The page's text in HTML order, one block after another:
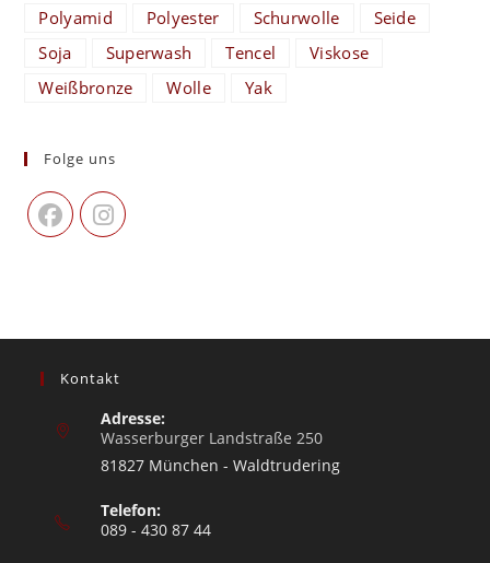
Polyamid
Polyester Schurwolle
Seide
Soja
Superwash Tencel
Viskose
Weißbronze
Wolle Yak
Folge uns
Kontakt
Adresse:
Wasserburger Landstraße 250
81827 München - Waldtrudering
Telefon:
089 - 430 87 44